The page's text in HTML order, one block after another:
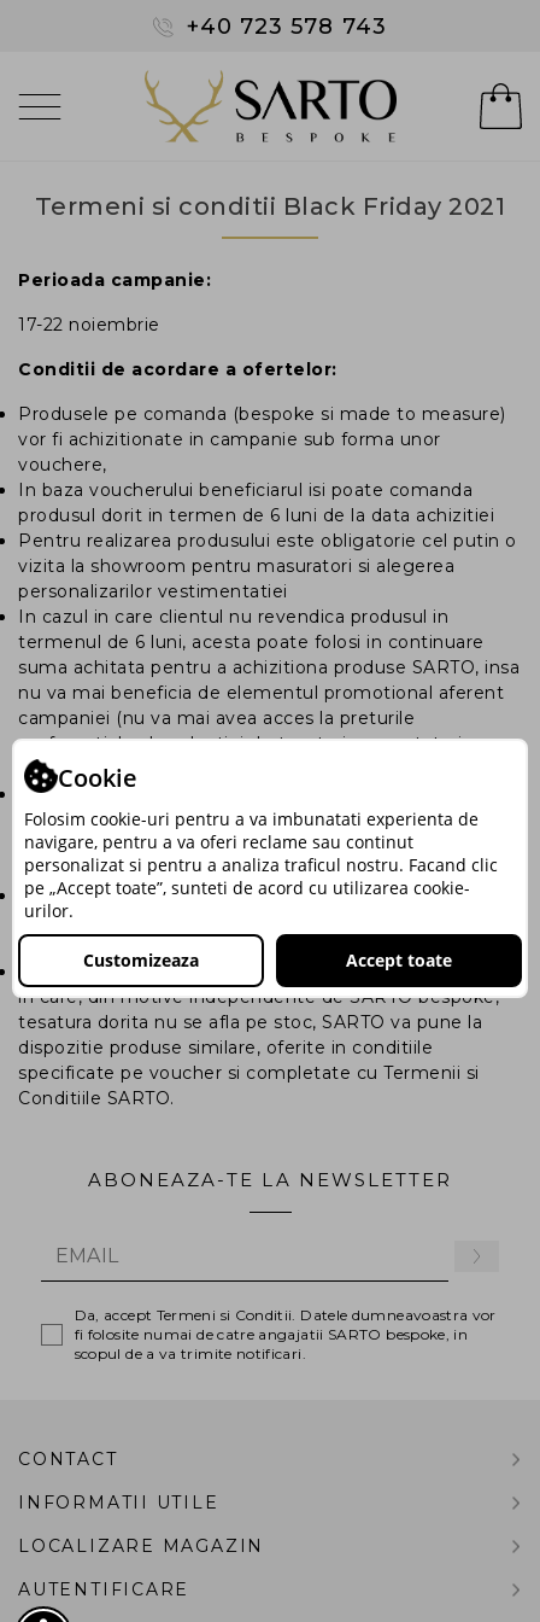
Cookie
Folosim cookie-uri pentru a va imbunatati experienta de
navigare, pentru a va oferi reclame sau continut
personalizat si pentru a analiza traficul nostru. Facand clic
pe „Accept toate”, sunteti de acord cu utilizarea cookie-
urilor.
Customizeaza Accept toate
+40 723 578 743
Termeni si conditii Black Friday 2021
Perioada campanie:
17-22 noiembrie
Conditii de acordare a ofertelor:
Produsele pe comanda (bespoke si made to measure)
vor fi achizitionate in campanie sub forma unor
vouchere,
In baza voucherului beneficiarul isi poate comanda
produsul dorit in termen de 6 luni de la data achizitiei
Pentru realizarea produsului este obligatorie cel putin o
vizita la showroom pentru masuratori si alegerea
personalizarilor vestimentatiei
In cazul in care clientul nu revendica produsul in
termenul de 6 luni, acesta poate folosi in continuare
suma achitata pentru a achizitiona produse SARTO, insa
nu va mai beneficia de elementul promotional aferent
campaniei (nu va mai avea acces la preturile
preferentiale ale selectiei de tesaturi prezentate in
campanie)
Voucherul se acorda doar clientilor care achita pretul
integral pana la data de 22 noiembrie 2021. Comenzile
plasate si neachitate in termenul specificat, sunt
considerate invalide.
Beneficiul acordat prin acest voucher nu se
cumuleaza cu alte oferte valabile la momentul
achizitiei sau revendicarii sale.
Beneficiul se acorda in limita stocului disponibil. In cazul
in care, din motive independente de SARTO bespoke,
tesatura dorita nu se afla pe stoc, SARTO va pune la
dispozitie produse similare, oferite in conditiile
specificate pe voucher si completate cu Termenii si
Conditiile SARTO.
ABONEAZA-TE LA NEWSLETTER
Da, accept Termeni si Conditii. Datele dumneavoastra vor
fi folosite numai de catre angajatii SARTO bespoke, in
scopul de a va trimite notificari.
CONTACT
INFORMATII UTILE
LOCALIZARE MAGAZIN
AUTENTIFICARE